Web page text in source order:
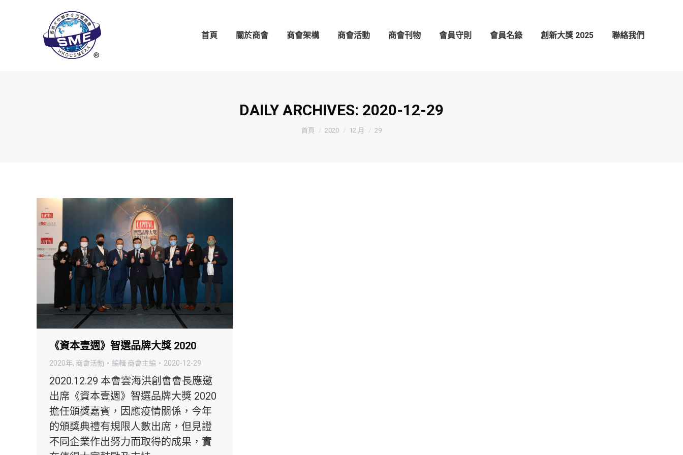
首頁 關於商會 商會架構 商會活動 商會刊物 會員守則 會員名錄 創新大獎 2025 聯絡我們
DAILY ARCHIVES: 2020-12-29
You are here:
首頁 2020 12 月 29
《資本壹週》智選品牌大獎 2020
2020年, 商會活動 編輯 商會主編 2020-12-29
2020.12.29 本會雲海洪創會會長應邀
出席《資本壹週》智選品牌大獎 2020
擔任頒獎嘉賓，因應疫情關係，今年
的頒獎典禮有規限人數出席，但見證
不同企業作出努力而取得的成果，實